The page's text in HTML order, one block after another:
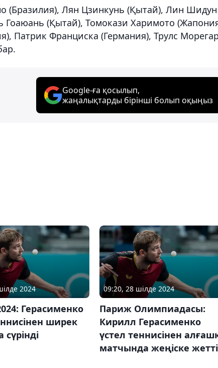
(Бразилия), Лян Цзинкунь (Қытай), Лин Шидун
(Қытай), Томокази Харимото
Патрик Франциска (Германия), Трулс
Google-ға қосылып,
жаңалықтарды бірінші болып оқыңыз
2024
Герасименко
ширек
09:20, 28 шілде 2024
Париж Олимпиадасы:
Кирилл Герасименко
үстел теннисінен
матчында жеңіске жетті